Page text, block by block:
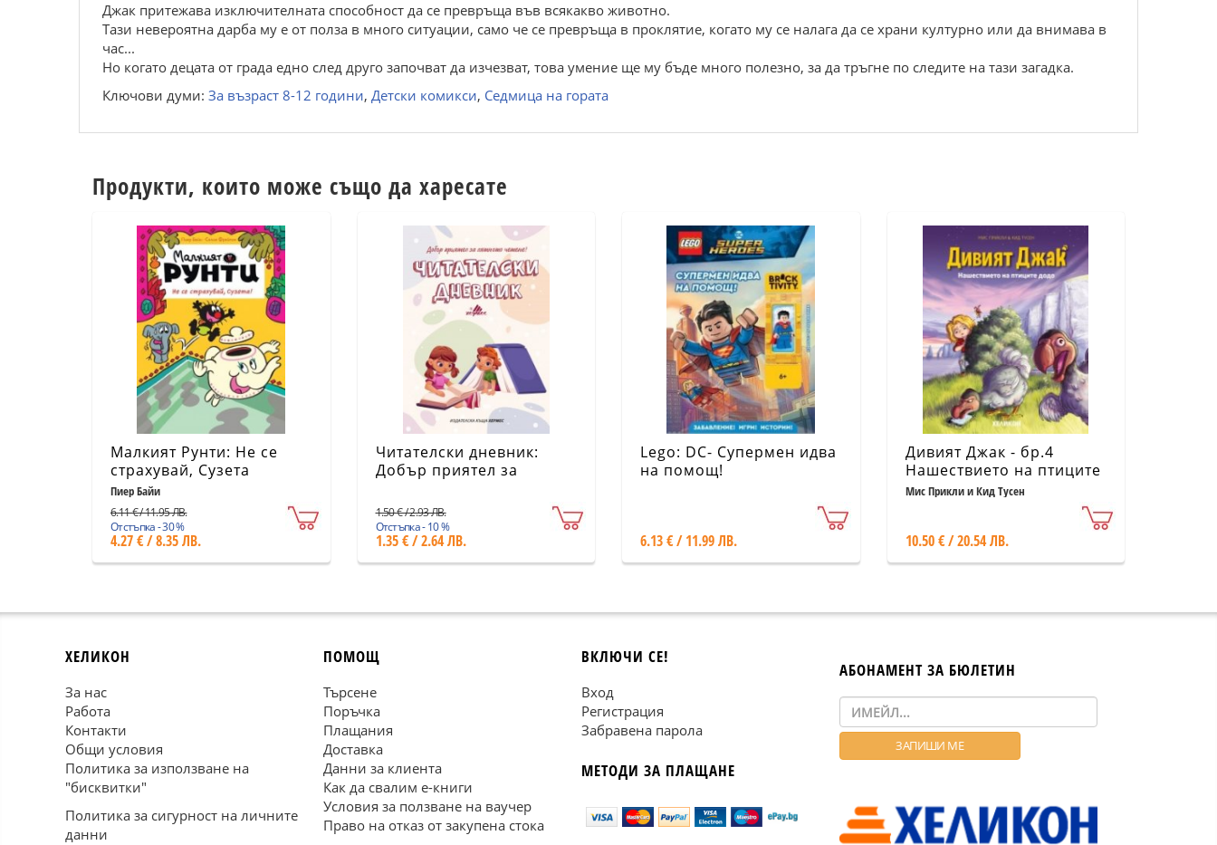
Джак притежава изключителната способност да се превръща във всякакво животно.
Тази невероятна дарба му е от полза в много ситуации, само че се превръща в проклятие, когато му се налага да се храни културно или да внимава в
час...
Но когато децата от града едно след друго започват да изчезват, това умение ще му бъде много полезно, за да тръгне по следите на тази загадка.
Ключови думи: За възраст 8-12 години, Детски комикси, Седмица на гората
Продукти, които може също да харесате
Малкият Рунти: Не се
страхувай, Сузета
Пиер Байи
6.11 € / 11.95 ЛВ.
Отстъпка - 30 %
4.27 € / 8.35 ЛВ.
Читателски дневник:
Добър приятел за
1.50 € / 2.93 ЛВ.
Отстъпка - 10 %
1.35 € / 2.64 ЛВ.
Lego: DC- Супермен идва
на помощ!
6.13 € / 11.99 ЛВ.
Дивият Джак - бр.4
Нашествието на птиците
додо
Мис Прикли и Кид Тусен
10.50 € / 20.54 ЛВ.
ХЕЛИКОН
За нас
Работа
Контакти
Общи условия
Политика за използване на
"бисквитки"
Политика за сигурност на личните
данни
ПОМОЩ
Търсене
Поръчка
Плащания
Доставка
Данни за клиента
Как да свалим е-книги
Условия за ползване на ваучер
Право на отказ от закупена стока
ВКЛЮЧИ СЕ!
Вход
Регистрация
Забравена парола
МЕТОДИ ЗА ПЛАЩАНЕ
АБОНАМЕНТ ЗА БЮЛЕТИН